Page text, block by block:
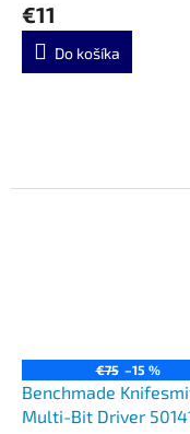
€11
Do košíka
€75 –15 %
Benchmade
Multi-Bit Driver